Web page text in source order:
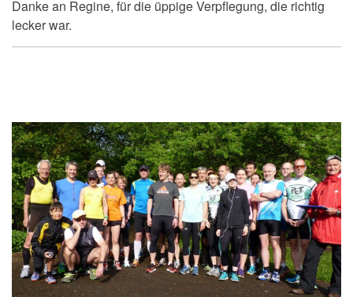
Danke an Regine, für die üppige Verpflegung, die richtig
lecker war.